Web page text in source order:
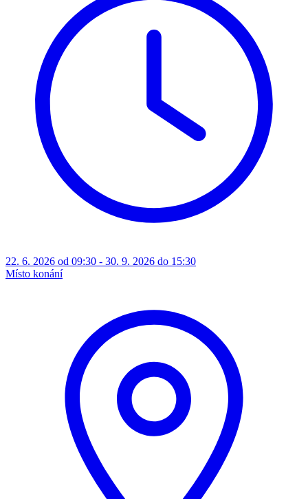
22. 6. 2026 od 09:30 - 30. 9. 2026 do 15:30
Místo konání